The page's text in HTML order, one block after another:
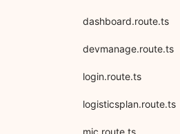
dashboard.route.ts
devmanage.route.ts
login.route.ts
logisticsplan.route.ts
mic.route.ts